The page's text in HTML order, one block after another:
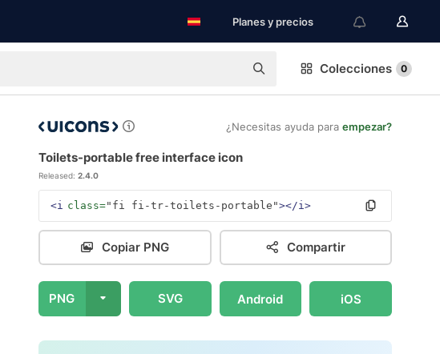
Planes y precios
Colecciones 0
¿Necesitas ayuda para empezar?
Toilets-portable free interface icon
Released: 2.4.0
<i class="fi fi-tr-toilets-portable"></i>
Copiar PNG Compartir
PNG SVG Android iOS